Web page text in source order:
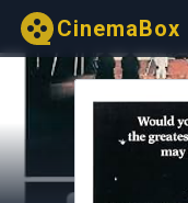
CinemaBox